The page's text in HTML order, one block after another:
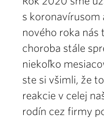
s koronavírusom
nového roka nás
choroba stále
niekoľko
ste si všimli, že
reakcie v celej
rodín cez firmy